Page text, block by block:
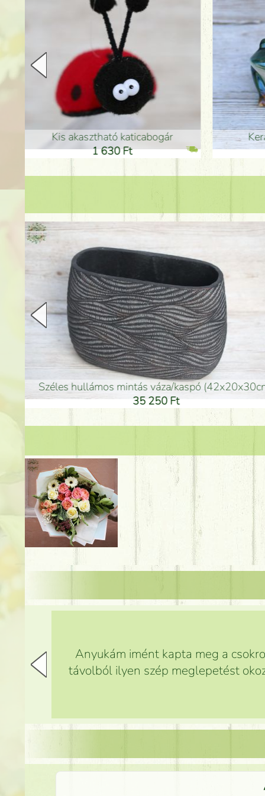
Kerámia béka 12cm
11 600 Ft
arany színű kerámia váza (40x26cm)
32 250 Ft
hosszú arany színű
Anyukám imént kapta meg a
távolból ilyen szép meglepetést